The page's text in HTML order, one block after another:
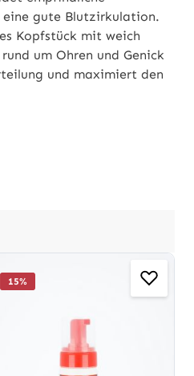
gute Blutzirkulation.
Kopfstück mit weich
um Ohren und Genick
und maximiert den
15%